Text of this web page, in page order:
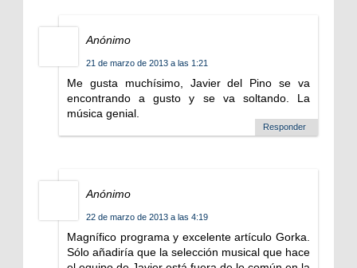
Anónimo
21 de marzo de 2013 a las 1:21
Me gusta muchísimo, Javier del Pino se va
encontrando a gusto y se va soltando. La
música genial.
Responder
Anónimo
22 de marzo de 2013 a las 4:19
Magnífico programa y excelente artículo Gorka.
Sólo añadiría que la selección musical que hace